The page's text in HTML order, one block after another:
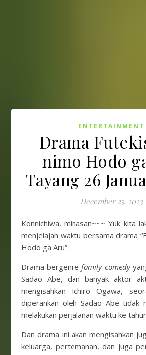
ENTERTAINMENT
Drama
nimo Hodo
Tayang 26
December 25, 2023
Konnichiwa, minasan~~~ Yuk kita lakukan perjalanan
menjelajah waktu bersama drama
Hodo ga Aru”.
Drama bergenrefamily comedy
Sadao Abe, dan banyak aktor
mengisahkan Ichiro Ogawa,
diperankan oleh Sadao Abe tidak
melakukan perjalanan waktu ke
Dan drama ini akan mengisahkan
keluarga, pertemanan, dan juga